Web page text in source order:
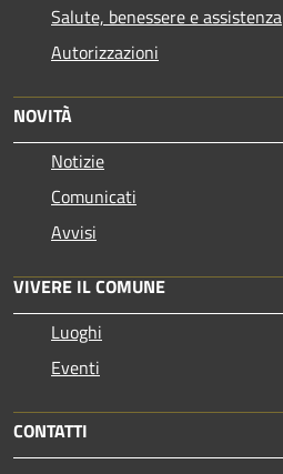
Salute, benessere e assistenza
Autorizzazioni
NOVITÀ
Notizie
Comunicati
Avvisi
VIVERE IL COMUNE
Luoghi
Eventi
CONTATTI